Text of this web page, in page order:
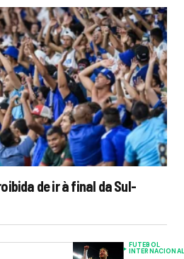
de ir à final da Sul-
FUTEBOL
INTERNACIONAL